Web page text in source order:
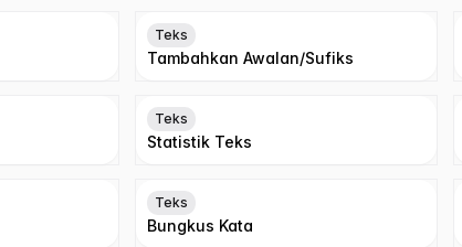
Teks
Tambahkan Awalan/Sufiks
Teks
Statistik Teks
Teks
Bungkus Kata